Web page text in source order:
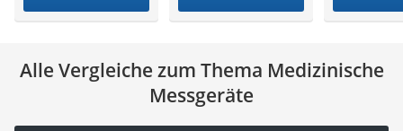
Alle Vergleiche zum Thema Medizinische
Messgeräte